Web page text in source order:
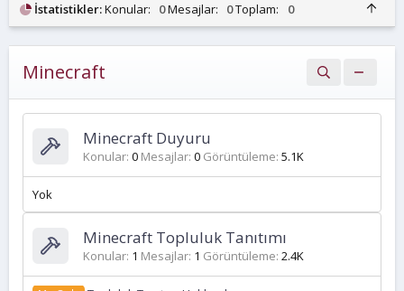
İstatistikler:Konular: 0Mesajlar: 0Toplam: 0
Minecraft
Minecraft Duyuru
Konular 0 Mesajlar 0 Görüntüleme 5.1K
Yok
Minecraft Topluluk Tanıtımı
Konular 1 Mesajlar 1 Görüntüleme 2.4K